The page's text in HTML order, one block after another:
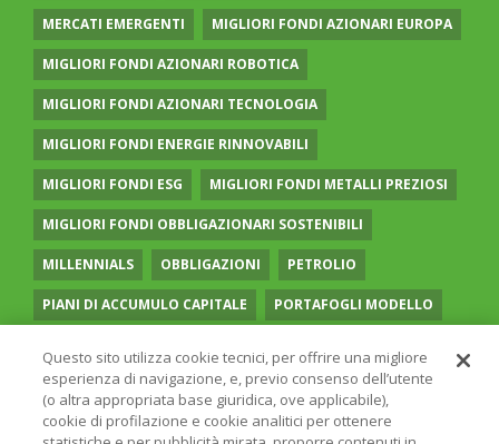
MERCATI EMERGENTI MIGLIORI FONDI AZIONARI EUROPA
MIGLIORI FONDI AZIONARI ROBOTICA
MIGLIORI FONDI AZIONARI TECNOLOGIA
MIGLIORI FONDI ENERGIE RINNOVABILI
MIGLIORI FONDI ESG MIGLIORI FONDI METALLI PREZIOSI
MIGLIORI FONDI OBBLIGAZIONARI SOSTENIBILI
MILLENNIALS OBBLIGAZIONI PETROLIO
PIANI DI ACCUMULO CAPITALE PORTAFOGLI MODELLO
RISPARMIO GESTITO SOCIAL MEDIA STILE VALUE
TASSI UGUAGLIANZA DI GENERE VOLATILITÀ
Questo sito utilizza cookie tecnici, per offrire una migliore
esperienza di navigazione, e, previo consenso dell’utente
(o altra appropriata base giuridica, ove applicabile),
cookie di profilazione e cookie analitici per ottenere